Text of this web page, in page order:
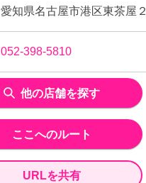
愛知県名古屋市港区東茶屋２
052-398-5810
他の店舗を探す
ここへのルート
URLを共有